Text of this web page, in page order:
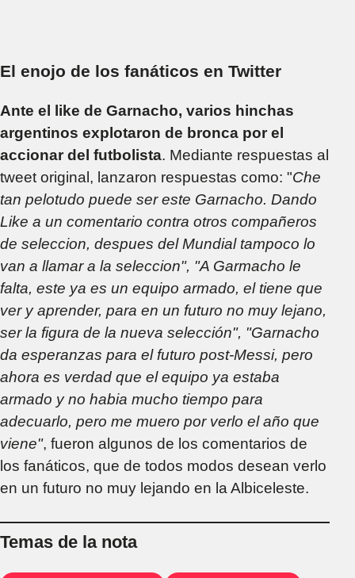
El enojo de los fanáticos en Twitter
Ante el like de Garnacho, varios hinchas
argentinos explotaron de bronca por el
accionar del futbolista. Mediante respuestas al
tweet original, lanzaron respuestas como: "Che
tan pelotudo puede ser este Garnacho. Dando
Like a un comentario contra otros compañeros
de seleccion, despues del Mundial tampoco lo
van a llamar a la seleccion", "A Garmacho le
falta, este ya es un equipo armado, el tiene que
ver y aprender, para en un futuro no muy lejano,
ser la figura de la nueva selección", "Garnacho
da esperanzas para el futuro post-Messi, pero
ahora es verdad que el equipo ya estaba
armado y no habia mucho tiempo para
adecuarlo, pero me muero por verlo el año que
viene", fueron algunos de los comentarios de
los fanáticos, que de todos modos desean verlo
en un futuro no muy lejando en la Albiceleste.
Temas de la nota